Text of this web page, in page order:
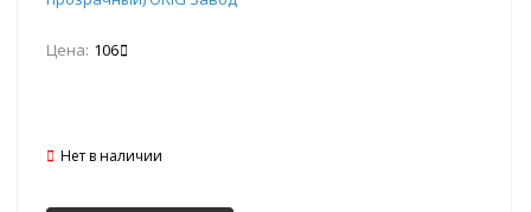
Цена: 106
Нет в наличии